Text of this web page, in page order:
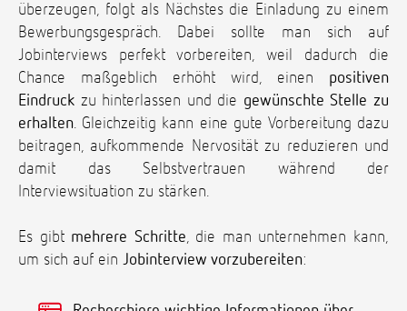
überzeugen, folgt als Nächstes die Einladung zu einem
Bewerbungsgespräch. Dabei sollte man sich auf
Jobinterviews perfekt vorbereiten, weil dadurch die
Chance maßgeblich erhöht wird, einen positiven
Eindruck zu hinterlassen und die gewünschte Stelle zu
erhalten. Gleichzeitig kann eine gute Vorbereitung dazu
beitragen, aufkommende Nervosität zu reduzieren und
damit das Selbstvertrauen während der
Interviewsituation zu stärken.
Es gibt mehrere Schritte, die man unternehmen kann,
um sich auf ein Jobinterview vorzubereiten: